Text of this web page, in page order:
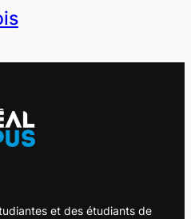
et des étudiants de